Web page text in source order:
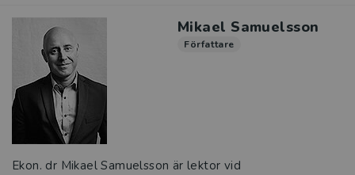
Mikael Samuelsson
Författare
Ekon. dr Mikael Samuelsson är lektor vid